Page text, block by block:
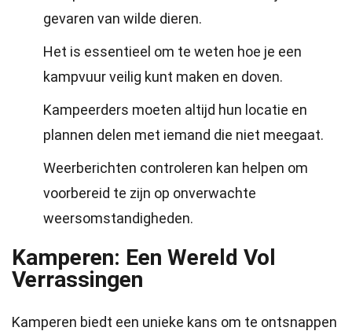
gevaren van wilde dieren.
Het is essentieel om te weten hoe je een
kampvuur veilig kunt maken en doven.
Kampeerders moeten altijd hun locatie en
plannen delen met iemand die niet meegaat.
Weerberichten controleren kan helpen om
voorbereid te zijn op onverwachte
weersomstandigheden.
Kamperen: Een Wereld Vol
Verrassingen
Kamperen biedt een unieke kans om te ontsnappen